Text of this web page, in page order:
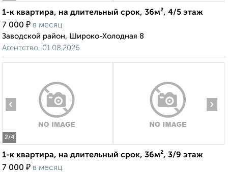
1-к квартира, на длительный срок, 36м², 4/5 этаж
7 000 ₽ в месяц
Заводской район, Широко-Холодная 8
Агентство, 01.08.2026
2/4
‹ ›
1-к квартира, на длительный срок, 36м², 3/9 этаж
7 000 ₽ в месяц